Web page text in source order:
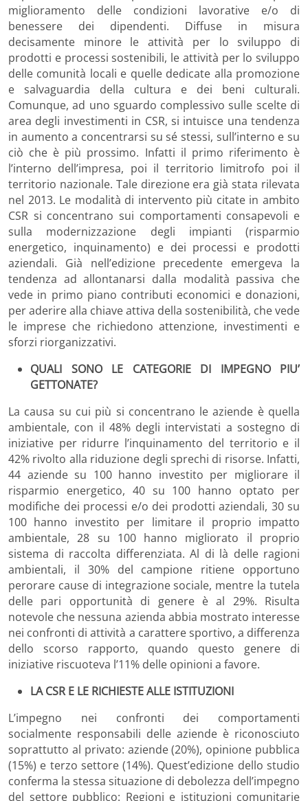
miglioramento delle condizioni lavorative e/o di
benessere dei dipendenti. Diffuse in misura
decisamente minore le attività per lo sviluppo di
prodotti e processi sostenibili, le attività per lo sviluppo
delle comunità locali e quelle dedicate alla promozione
e salvaguardia della cultura e dei beni culturali.
Comunque, ad uno sguardo complessivo sulle scelte di
area degli investimenti in CSR, si intuisce una tendenza
in aumento a concentrarsi su sé stessi, sull’interno e su
ciò che è più prossimo. Infatti il primo riferimento è
l’interno dell’impresa, poi il territorio limitrofo poi il
territorio nazionale. Tale direzione era già stata rilevata
nel 2013. Le modalità di intervento più citate in ambito
CSR si concentrano sui comportamenti consapevoli e
sulla modernizzazione degli impianti (risparmio
energetico, inquinamento) e dei processi e prodotti
aziendali. Già nell’edizione precedente emergeva la
tendenza ad allontanarsi dalla modalità passiva che
vede in primo piano contributi economici e donazioni,
per aderire alla chiave attiva della sostenibilità, che vede
le imprese che richiedono attenzione, investimenti e
sforzi riorganizzativi.
QUALI SONO LE CATEGORIE DI IMPEGNO PIU’
GETTONATE?
La causa su cui più si concentrano le aziende è quella
ambientale, con il 48% degli intervistati a sostegno di
iniziative per ridurre l’inquinamento del territorio e il
42% rivolto alla riduzione degli sprechi di risorse. Infatti,
44 aziende su 100 hanno investito per migliorare il
risparmio energetico, 40 su 100 hanno optato per
modifiche dei processi e/o dei prodotti aziendali, 30 su
100 hanno investito per limitare il proprio impatto
ambientale, 28 su 100 hanno migliorato il proprio
sistema di raccolta differenziata. Al di là delle ragioni
ambientali, il 30% del campione ritiene opportuno
perorare cause di integrazione sociale, mentre la tutela
delle pari opportunità di genere è al 29%. Risulta
notevole che nessuna azienda abbia mostrato interesse
nei confronti di attività a carattere sportivo, a differenza
dello scorso rapporto, quando questo genere di
iniziative riscuoteva l’11% delle opinioni a favore.
LA CSR E LE RICHIESTE ALLE ISTITUZIONI
L’impegno nei confronti dei comportamenti
socialmente responsabili delle aziende è riconosciuto
soprattutto al privato: aziende (20%), opinione pubblica
(15%) e terzo settore (14%). Quest’edizione dello studio
conferma la stessa situazione di debolezza dell’impegno
del settore pubblico: Regioni e istituzioni comunitarie